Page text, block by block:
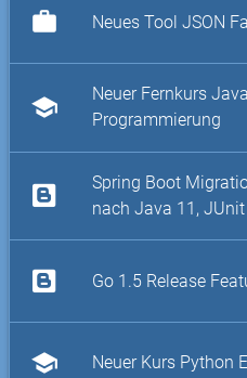
work Neues Tool JSON
school
Neuer Fernkurs
Programmierung
Spring Boot
nach Java 11, JUnit
Go 1.5 Release
school Neuer Kurs Python